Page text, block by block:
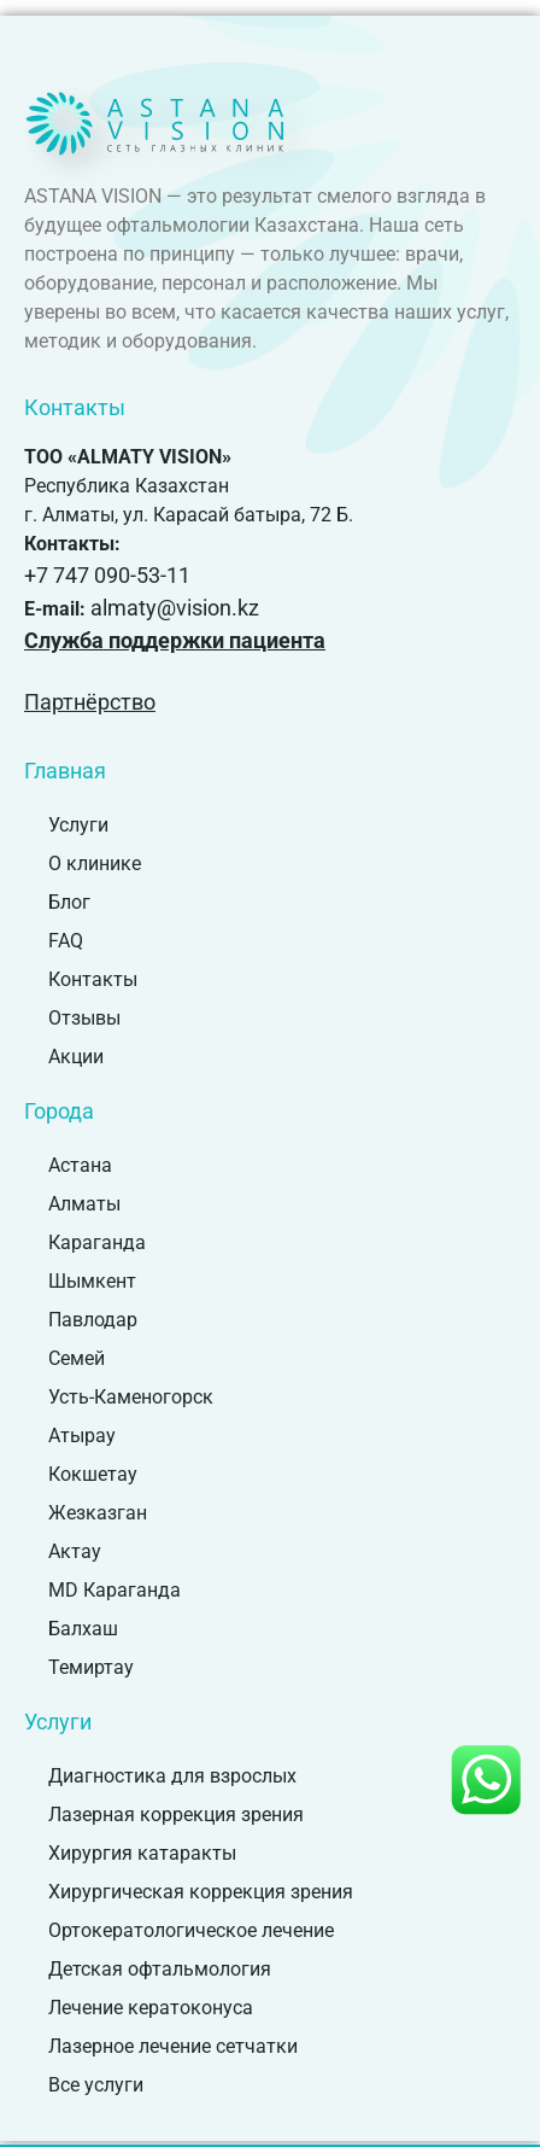
ASTANA VISION — это результат смелого взгляда в
будущее офтальмологии Казахстана. Наша сеть
построена по принципу — только лучшее: врачи,
оборудование, персонал и расположение. Мы
уверены во всем, что касается качества наших услуг,
методик и оборудования.
Контакты
ТОО «ALMATY VISION»
Республика Казахстан
г. Алматы, ул. Карасай батыра, 72 Б.
Контакты:
+7 747 090-53-11
E-mail: almaty@vision.kz
Служба поддержки пациента
Партнёрство
Главная
Услуги
О клинике
Блог
FAQ
Контакты
Отзывы
Акции
Города
Астана
Алматы
Караганда
Шымкент
Павлодар
Семей
Усть-Каменогорск
Атырау
Кокшетау
Жезказган
Актау
MD Караганда
Балхаш
Темиртау
Услуги
Диагностика для взрослых
Лазерная коррекция зрения
Хирургия катаракты
Хирургическая коррекция зрения
Ортокератологическое лечение
Детская офтальмология
Лечение кератоконуса
Лазерное лечение сетчатки
Все услуги